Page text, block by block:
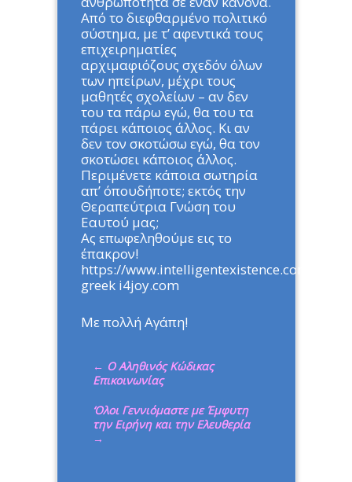
Από το διεφθαρμένο πολιτικό
σύστημα, με τ’ αφεντικά τους
επιχειρηματίες
αρχιμαφιόζους σχεδόν όλων
των ηπείρων, μέχρι τους
μαθητές σχολείων – αν δεν
του τα πάρω εγώ, θα του τα
πάρει κάποιος άλλος. Κι αν
δεν τον σκοτώσω εγώ, θα τον
σκοτώσει κάποιος άλλος.
Περιμένετε κάποια σωτηρία
απ’ όπουδήποτε; εκτός την
Θεραπεύτρια Γνώση του
Εαυτού μας;
Ας επωφεληθούμε εις το
έπακρον!
https://www.intelligentexistence.com/peak-
greek i4joy.com
Με πολλή Αγάπη!
← Ο Αληθινός Κώδικας
Επικοινωνίας
‘Ολοι Γεννιόμαστε με Έμφυτη
την Ειρήνη και την Ελευθερία
→